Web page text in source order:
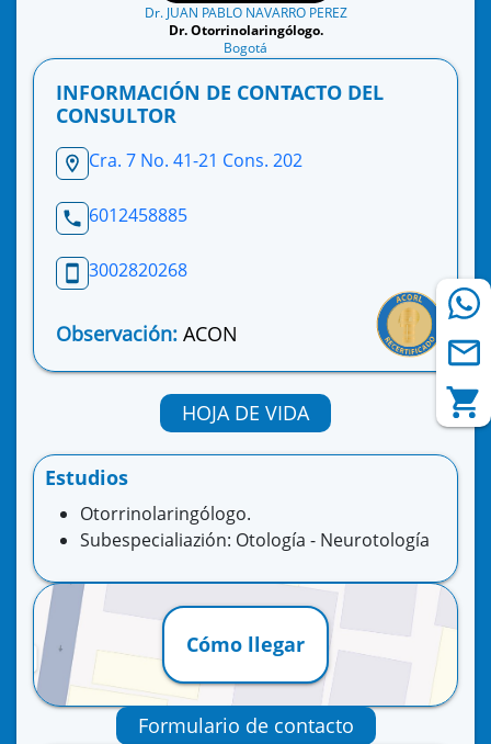
Dr. JUAN PABLO NAVARRO PEREZ
Dr. Otorrinolaringólogo.
Bogotá
INFORMACIÓN DE CONTACTO DEL
CONSULTOR
Cra. 7 No. 41-21 Cons. 202
6012458885
3002820268
Observación: ACON
HOJA DE VIDA
Estudios
Otorrinolaringólogo.
Subespecialiazión: Otología - Neurotología
Cómo llegar
Formulario de contacto